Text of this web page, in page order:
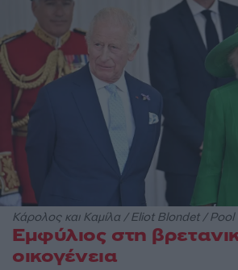
Κάρολος και Καμίλα / Eliot Blondet / Pool
Εμφύλιος στη
οικογένεια